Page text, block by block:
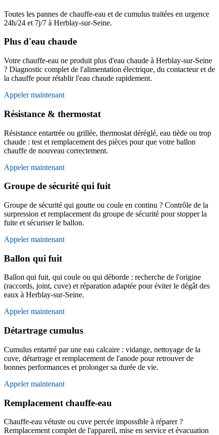
Toutes les pannes de chauffe-eau et de cumulus traitées en urgence
24h/24 et 7j/7 à Herblay-sur-Seine.
Plus d'eau chaude
Votre chauffe-eau ne produit plus d'eau chaude à Herblay-sur-Seine
? Diagnostic complet de l'alimentation électrique, du contacteur et de
la chauffe pour rétablir l'eau chaude rapidement.
Appeler maintenant
Résistance & thermostat
Résistance entartrée ou grillée, thermostat déréglé, eau tiède ou trop
chaude : test et remplacement des pièces pour que votre ballon
chauffe de nouveau correctement.
Appeler maintenant
Groupe de sécurité qui fuit
Groupe de sécurité qui goutte ou coule en continu ? Contrôle de la
surpression et remplacement du groupe de sécurité pour stopper la
fuite et sécuriser le ballon.
Appeler maintenant
Ballon qui fuit
Ballon qui fuit, qui coule ou qui déborde : recherche de l'origine
(raccords, joint, cuve) et réparation adaptée pour éviter le dégât des
eaux à Herblay-sur-Seine.
Appeler maintenant
Détartrage cumulus
Cumulus entartré par une eau calcaire : vidange, nettoyage de la
cuve, détartrage et remplacement de l'anode pour retrouver de
bonnes performances et prolonger sa durée de vie.
Appeler maintenant
Remplacement chauffe-eau
Chauffe-eau vétuste ou cuve percée impossible à réparer ?
Remplacement complet de l'appareil, mise en service et évacuation